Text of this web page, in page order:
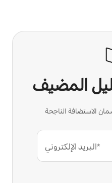
المضيف
الاستضافة الناجحة
البريد الإلكتروني*